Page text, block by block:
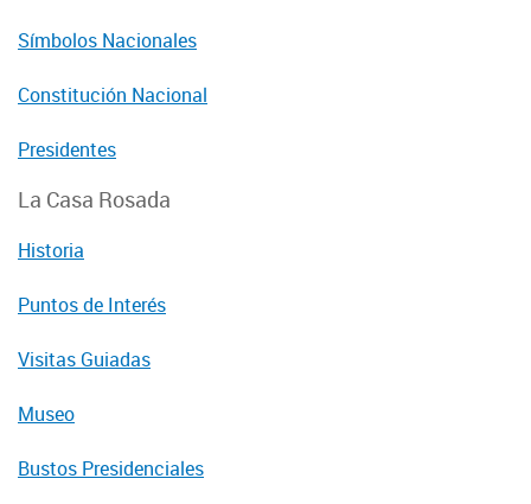
Símbolos Nacionales
Constitución Nacional
Presidentes
La Casa Rosada
Historia
Puntos de Interés
Visitas Guiadas
Museo
Bustos Presidenciales